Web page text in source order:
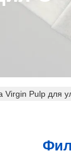
Virgin Pulp